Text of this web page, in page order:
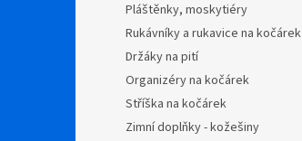
Pláštěnky, moskytiéry
Rukávníky a rukavice na kočárek
Držáky na pití
Organizéry na kočárek
Stříška na kočárek
Zimní doplňky - kožešiny